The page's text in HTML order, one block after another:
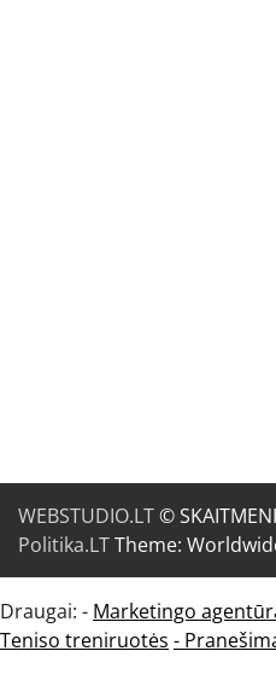
WEBSTUDIO.LT©
Politika.LTTheme:
Draugai: - Marketingo
Teniso treniruotės -